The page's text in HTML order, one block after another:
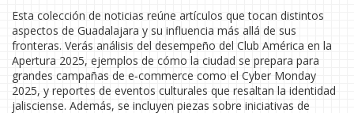
Esta colección de noticias reúne artículos que tocan distintos
aspectos de Guadalajara y su influencia más allá de sus
fronteras. Verás análisis del desempeño del Club América en la
Apertura 2025, ejemplos de cómo la ciudad se prepara para
grandes campañas de e‑commerce como el Cyber Monday
2025, y reportes de eventos culturales que resaltan la identidad
jalisciense. Además, se incluyen piezas sobre iniciativas de